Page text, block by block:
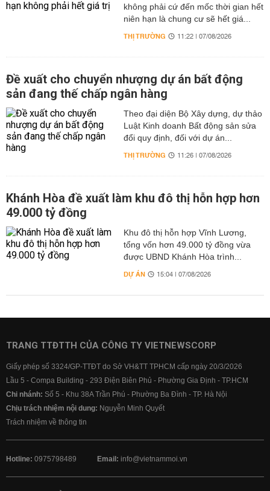
không phải cứ đến mốc thời gian hết
niên hạn là chung cư sẽ hết giá...
THỊ TRƯỜNG 11:22 | 07/08/2026
Đề xuất cho chuyển nhượng dự án bất động
sản đang thế chấp ngân hàng
Theo đại diện Bộ Xây dựng, dự thảo
Luật Kinh doanh Bất động sản sửa
đổi quy định, đối với dự án...
THỊ TRƯỜNG 11:26 | 07/08/2026
Khánh Hòa đề xuất làm khu đô thị hỗn hợp hơn
49.000 tỷ đồng
Khu đô thị hỗn hợp Vĩnh Lương,
tổng vốn hơn 49.000 tỷ đồng vừa
được UBND Khánh Hòa trình...
DỰ ÁN 15:04 | 07/08/2026
TRANG TTĐTTH CỦA CÔNG TY VIETNEWSCORP
Giấy phép số 3324/GP-TTĐT do Sở VH&TT TPHCM cấp ngày 20/3/2026
Lầu 5 - Compa Building - 293 Điện Biên Phủ - Phường Gia Định - TP.HCM
Chi nhánh: Số 5 - Khu 38A Trần Phú - Phường Ba Đình - TP. Hà Nội
Chịu trách nhiệm nội dung: Nguyễn Minh Quyết
Trách nhiệm về thông tin
Hotline: 0975798489 Email: info@vietnammoi.vn